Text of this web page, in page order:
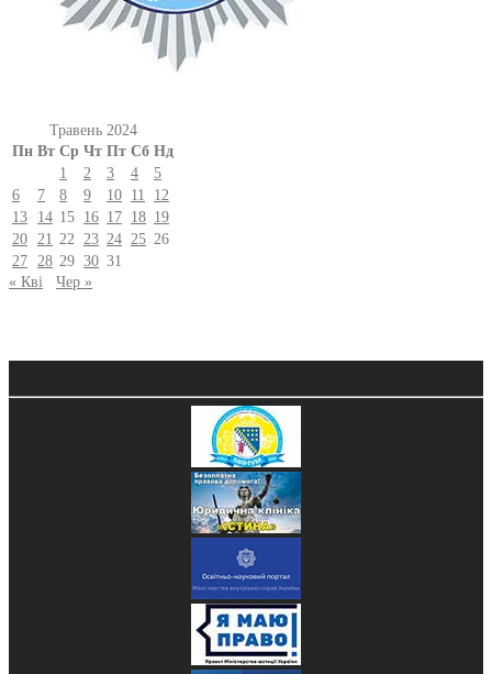
Травень 2024
Пн Вт Ср Чт Пт Сб Нд
1
2 3 4
5
6
7 8 9 10 11
12
13
14 15 16 17 18 19
20
21 22 23 24 25 26
27
28 29 30 31
« Кві
Чер »